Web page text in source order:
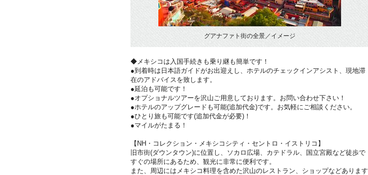
グアナファト街の全景／イメージ
◆メキシコは入国手続きも乗り継も簡単です！
●到着時は日本語ガイドがお出迎えし、ホテルのチェックインアシスト、現地滞
在のアドバイスを致します。
●延泊も可能です！
●オプショナルツアーを沢山ご用意しております。お問い合わせ下さい！
●ホテルのアップグレードも可能(追加代金)です。お気軽にご相談ください。
●ひとり旅も可能です(追加代金が必要)！
●マイルがたまる！
【NH・コレクション・メキシコシティ・セントロ・イストリコ】
旧市街(ダウンタウン)に位置し、ソカロ広場、カテドラル、国立宮殿など徒歩で
すぐの場所にあるため、観光に非常に便利です。
また、周辺にはメキシコ料理を含めた沢山のレストラン、ショップなどあります